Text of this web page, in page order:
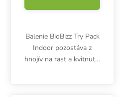
Balenie BioBizz Try Pack
Indoor pozostáva z
hnojív na rast a kvitnutie